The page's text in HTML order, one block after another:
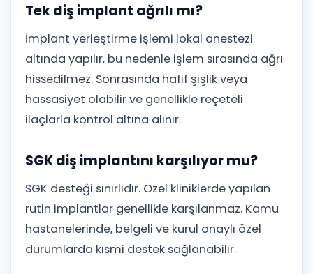
Tek diş implant ağrılı mı?
İmplant yerleştirme işlemi lokal anestezi
altında yapılır, bu nedenle işlem sırasında ağrı
hissedilmez. Sonrasında hafif şişlik veya
hassasiyet olabilir ve genellikle reçeteli
ilaçlarla kontrol altına alınır.
SGK diş implantını karşılıyor mu?
SGK desteği sınırlıdır. Özel kliniklerde yapılan
rutin implantlar genellikle karşılanmaz. Kamu
hastanelerinde, belgeli ve kurul onaylı özel
durumlarda kısmi destek sağlanabilir.